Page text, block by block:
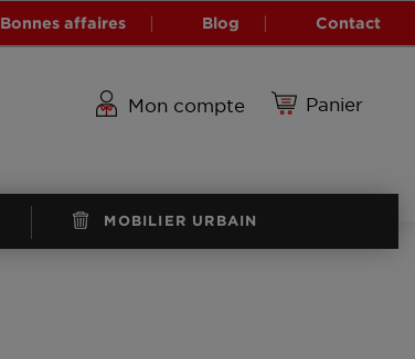
Bonnes affaires Blog Contact
Panier
Mon compte
MOBILIER URBAIN